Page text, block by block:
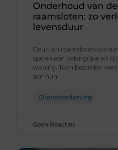
Onderhoud van
raamsloten: zo
levensduur
Deur- en raamsloten
spelen een belangrijke rol
woning. Toch besteden
aan hun
Dienstverlening
Geen Reacties